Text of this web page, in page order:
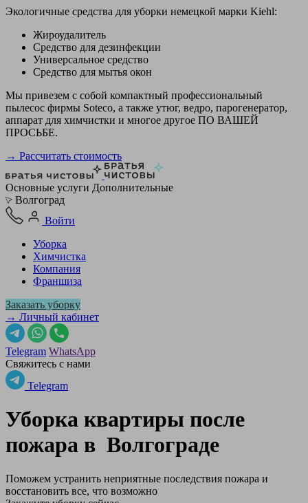
Экологичные средства для уборки немецкой марки Kiehl:
Жироудалитель
Средство для дезинфекции
Универсальное средство
Средство для мытья окон
Мы привезем с собой компактный профессиональный
пылесос фирмы Soteco, а также утюг, ведро, парогенератор,
аппарат для химчистки и многое другое ПО ВАШЕЙ
ПРОСЬБЕ.
→ Рассчитать стоимость
Основные услуги Дополнительные
Волгоград
Войти
Уборка
Химчистка
Компания
Франшиза
Заказать уборку
→ Личный кабинет
Telegram WhatsApp
Свяжитесь с нами
Telegram
Уборка квартиры после
пожара в Волгограде
Поможем устранить неприятные последствия пожара и
восстановить все, что возможно